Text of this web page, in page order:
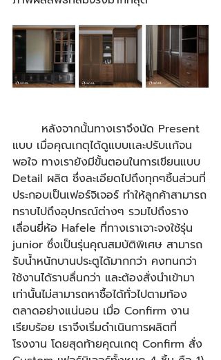
แบบ เมื่อคุณเกตุได้ดูแบบเเละปรับเเก้จน
พอใจ ทางเรายังมีขั้นตอนในการเขียนแบบ
Detail ผลิต ซึ่งละเอียดไปถึงทุกๆชิ้นส่วนที่
ประกอบเป็นเฟอร์จิเจอร์ ทำให้ลูกค้าสามารถ
ทราบไปถึงอุปกรณ์ต่างๆ รวมไปถึงราง
เลื่อนยี่ห้อ Hafele ที่ทางเราเจาะจงใช้รุ่น
junior ซึ่งเป็นรุ่นคุณสมบัติพิเศษ สามารถ
รับน้ำหนักบานประตูได้มากกว่า คงทนกว่า
ใช้งานได้ราบลื่นกว่า และต้องสั่งนำเข้ามา
เท่านั้นไม่สามารถหาซื้อได้ทั่วไปตามท้อง
ตลาดอย่างแน่นอน เมื่อ Confirm งาน
เรียบร้อย เราจึงเริ่มดำเนินการผลิตที่
โรงงาน โดยสุดท้ายคุณเกตุ Confirm สั่ง